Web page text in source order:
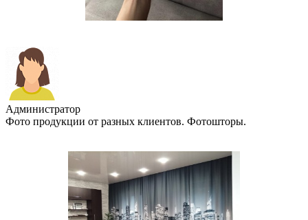
Администратор
Фото продукции от разных клиентов. Фотошторы.